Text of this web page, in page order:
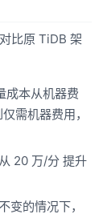
比原 TiDB 架
成本从机器费
需机器费用，
20 万/分 提升
变的情况下，